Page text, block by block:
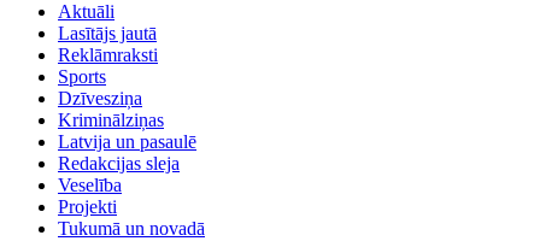
Aktuāli
Lasītājs jautā
Reklāmraksti
Sports
Dzīvesziņa
Kriminālziņas
Latvija un pasaulē
Redakcijas sleja
Veselība
Projekti
Tukumā un novadā